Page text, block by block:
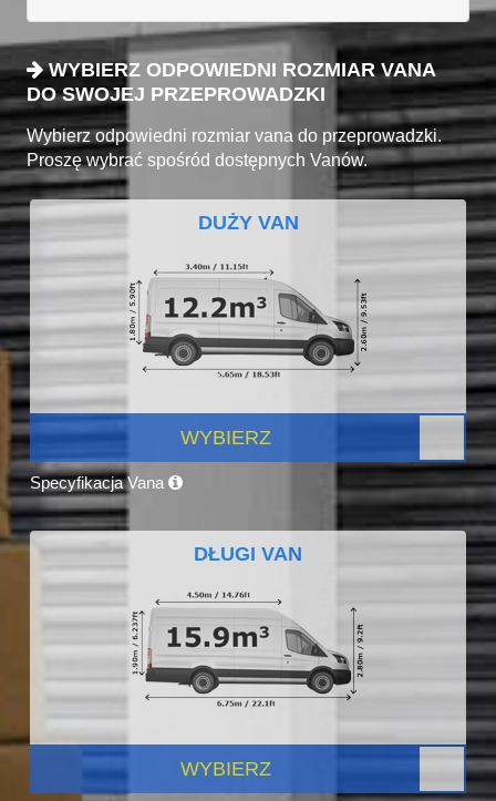
WYBIERZ ODPOWIEDNI ROZMIAR VANA
DO SWOJEJ PRZEPROWADZKI
Wybierz odpowiedni rozmiar vana do przeprowadzki.
Proszę wybrać spośród dostępnych Vanów.
DUŻY VAN
WYBIERZ
Specyfikacja Vana
DŁUGI VAN
WYBIERZ